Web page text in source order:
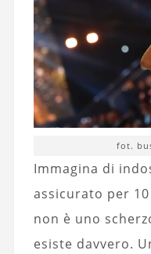
fot.
Immagina di
assicurato per
non è uno
esiste davvero.